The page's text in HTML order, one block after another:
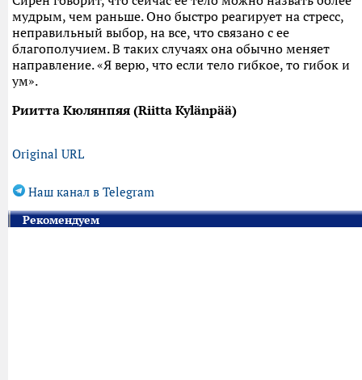
мудрым, чем раньше. Оно быстро реагирует на стресс,
неправильный выбор, на все, что связано с ее
благополучием. В таких случаях она обычно меняет
направление. «Я верю, что если тело гибкое, то гибок и
ум».
Риитта Кюлянпяя (Riitta Kylänpää)
Original URL
Наш канал в Telegram
Рекомендуем